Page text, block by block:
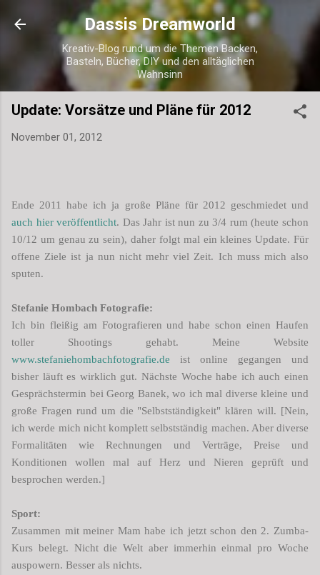
Direkt zum Hauptbereich
Dassis Dreamworld
Kreativ-Blog rund um die Themen Backen,
Basteln, Bücher, DIY und den alltäglichen
Wahnsinn
Update: Vorsätze und Pläne für 2012
November 01, 2012
Ende 2011 habe ich ja große Pläne für 2012 geschmiedet und
auch hier veröffentlicht. Das Jahr ist nun zu 3/4 rum (heute schon
10/12 um genau zu sein), daher folgt mal ein kleines Update. Für
offene Ziele ist ja nun nicht mehr viel Zeit. Ich muss mich also
sputen.
Stefanie Hombach Fotografie:
Ich bin fleißig am Fotografieren und habe schon einen Haufen
toller Shootings gehabt. Meine Website
www.stefaniehombachfotografie.de ist online gegangen und
bisher läuft es wirklich gut. Nächste Woche habe ich auch einen
Gesprächstermin bei Georg Banek, wo ich mal diverse kleine und
große Fragen rund um die "Selbstständigkeit" klären will. [Nein,
ich werde mich nicht komplett selbstständig machen. Aber diverse
Formalitäten wie Rechnungen und Verträge, Preise und
Konditionen wollen mal auf Herz und Nieren geprüft und
besprochen werden.]
Sport:
Zusammen mit meiner Mam habe ich jetzt schon den 2. Zumba-
Kurs belegt. Nicht die Welt aber immerhin einmal pro Woche
auspowern. Besser als nichts.